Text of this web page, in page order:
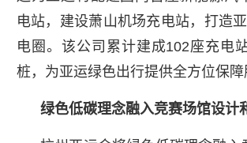
电站，建设萧山机场充电站，打造
电圈。该公司累计建成102座充电
桩，为亚运绿色出行提供全方位保障
绿色低碳理念融入竞赛场馆设计